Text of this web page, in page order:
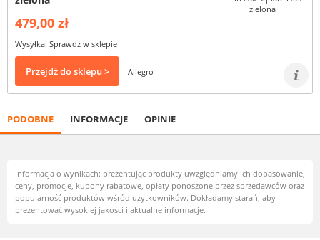
479,00 zł
Wysyłka: Sprawdź w sklepie
Przejdź do sklepu > Allegro
PODOBNE INFORMACJE OPINIE
Informacja o wynikach: prezentując produkty uwzględniamy ich dopasowanie,
ceny, promocje, kupony rabatowe, opłaty ponoszone przez sprzedawców oraz
popularność produktów wśród użytkowników. Dokładamy starań, aby
prezentować wysokiej jakości i aktualne informacje.